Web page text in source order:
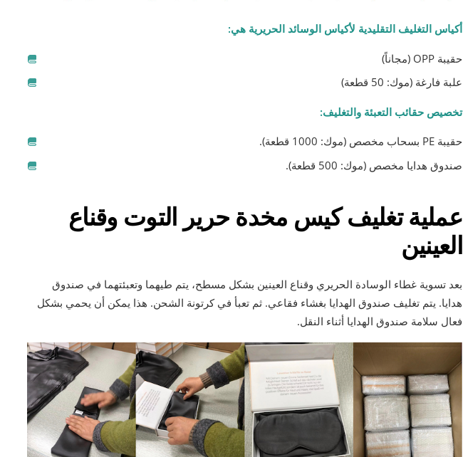
أكياس التغليف التقليدية لأكياس الوسائد الحريرية هي:
حقيبة OPP (مجاناً)
علبة فارغة (موك: 50 قطعة)
تخصيص حقائب التعبئة والتغليف:
حقيبة PE بسحاب مخصص (موك: 1000 قطعة).
صندوق هدايا مخصص (موك: 500 قطعة).
عملية تغليف كيس مخدة حرير التوت وقناع
العينين
بعد تسوية غطاء الوسادة الحريري وقناع العينين بشكل مسطح، يتم طيهما وتعبئتهما في صندوق
هدايا. يتم تغليف صندوق الهدايا بغشاء فقاعي. ثم تعبأ في كرتونة الشحن. هذا يمكن أن يحمي بشكل
فعال سلامة صندوق الهدايا أثناء النقل.